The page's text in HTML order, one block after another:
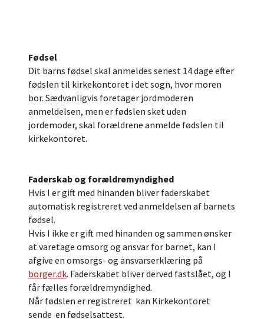
Fødsel
Dit barns fødsel skal anmeldes senest 14 dage efter
fødslen til kirkekontoret i det sogn, hvor moren
bor. Sædvanligvis foretager jordmoderen
anmeldelsen, men er fødslen sket uden
jordemoder, skal forældrene anmelde fødslen til
kirkekontoret.
Faderskab og forældremyndighed
Hvis I er gift med hinanden bliver faderskabet
automatisk registreret ved anmeldelsen af barnets
fødsel.
Hvis I ikke er gift med hinanden og sammen ønsker
at varetage omsorg og ansvar for barnet, kan I
afgive en omsorgs- og ansvarserklæring på
borger.dk. Faderskabet bliver derved fastslået, og I
får fælles forældremyndighed.
Når fødslen er registreret kan Kirkekontoret
sende en fødselsattest.